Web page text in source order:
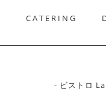
CATERING
- ビストロ